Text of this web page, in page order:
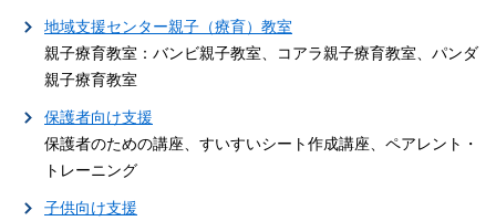
地域支援センター親子（療育）教室
親子療育教室：バンビ親子教室、コアラ親子療育教室、パンダ
親子療育教室
保護者向け支援
保護者のための講座、すいすいシート作成講座、ペアレント・
トレーニング
子供向け支援